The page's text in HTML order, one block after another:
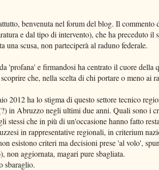
benvenuta nel forum del blog. Il
e dal tipo di intervento), che ha preceduto
una scusa, non parteciperà al raduno federale.
'profana' e firmandosi ha centrato il cuore della
che, nella scelta di chi portare o meno ai
2012 ha lo stigma di questo settore tecnico
in Abruzzo negli ultimi due anni. Quali sono i
stessi che in più di un'occasione hanno fatto
in rappresentative regionali, in criterium
esistono criteri ma decisioni prese 'al volo',
non aggiornata, magari pure sbagliata.
sbaraglio.